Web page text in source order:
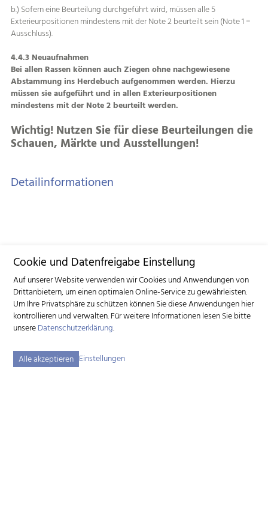
b.) Sofern eine Beurteilung durchgeführt wird, müssen alle 5
Exterieurpositionen mindestens mit der Note 2 beurteilt sein (Note 1 =
Ausschluss).
4.4.3 Neuaufnahmen
Bei allen Rassen können auch Ziegen ohne nachgewiesene
Abstammung ins Herdebuch aufgenommen werden. Hierzu
müssen sie aufgeführt und in allen Exterieurpositionen
mindestens mit der Note 2 beurteilt werden.
Wichtig! Nutzen Sie für diese Beurteilungen die
Schauen, Märkte und Ausstellungen!
Detailinformationen
Cookie und Datenfreigabe Einstellung
Auf unserer Website verwenden wir Cookies und Anwendungen von
Drittanbietern, um einen optimalen Online-Service zu gewährleisten.
Um Ihre Privatsphäre zu schützen können Sie diese Anwendungen hier
kontrollieren und verwalten.Für weitere Informationen lesen Sie bitte
unsereDatenschutzerklärung.
Alle akzeptieren Einstellungen